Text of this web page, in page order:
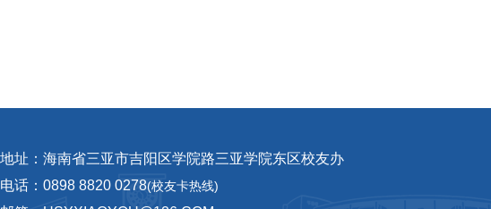
地址：海南省三亚市吉阳区学院路三亚学院东区校友办
电话：0898 8820 0278(校友卡热线)